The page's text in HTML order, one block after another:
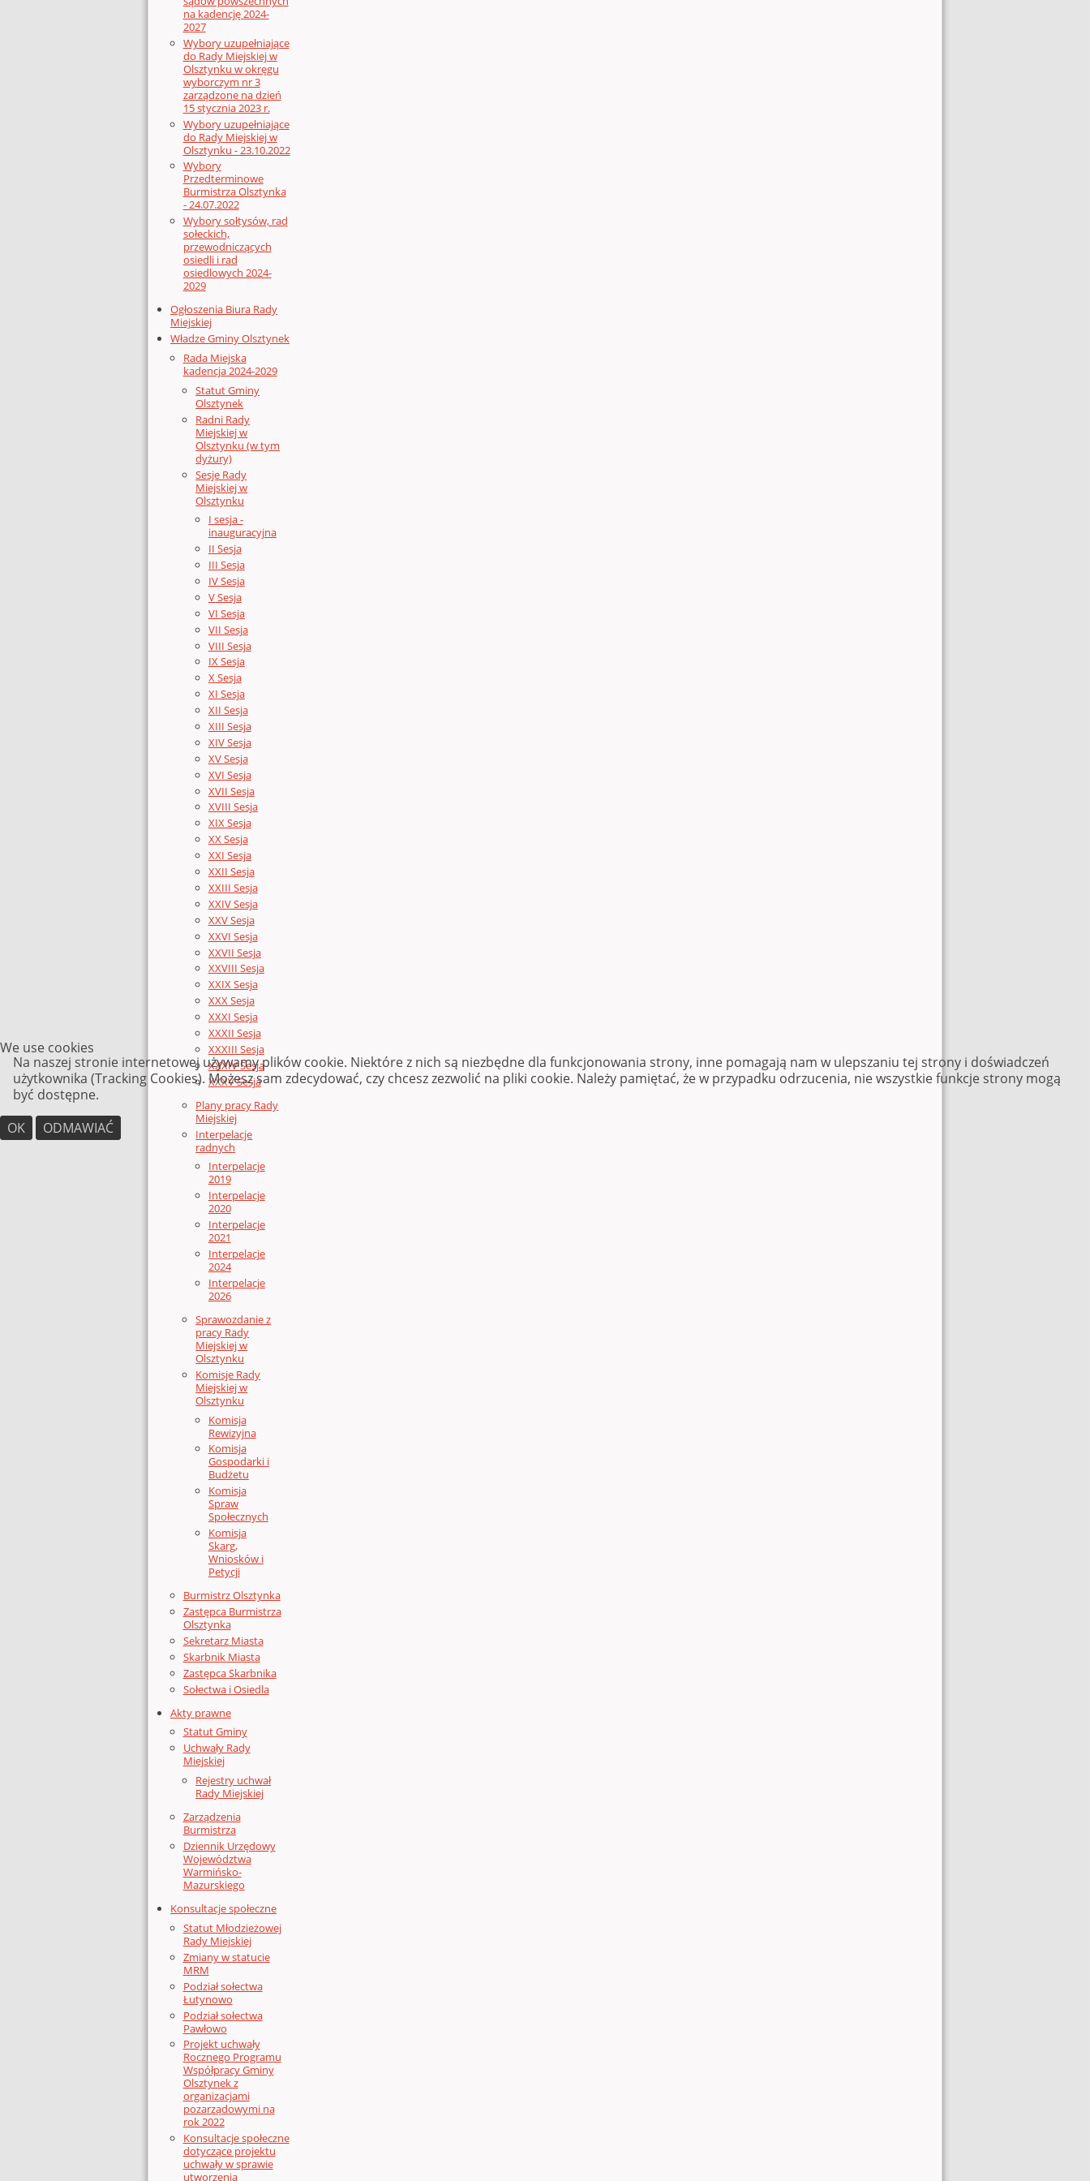
na kadencję 2024-
2027
Wybory uzupełniające
do Rady Miejskiej w
Olsztynku w okręgu
wyborczym nr 3
zarządzone na dzień
15 stycznia 2023 r.
Wybory uzupełniające
do Rady Miejskiej w
Olsztynku - 23.10.2022
Wybory
Przedterminowe
Burmistrza Olsztynka
- 24.07.2022
Wybory sołtysów, rad
sołeckich,
przewodniczących
osiedli i rad
osiedlowych 2024-
2029
Ogłoszenia Biura Rady
Miejskiej
Władze Gminy Olsztynek
Rada Miejska
kadencja 2024-2029
Statut Gminy
Olsztynek
Radni Rady
Miejskiej w
Olsztynku (w tym
dyżury)
Sesje Rady
Miejskiej w
Olsztynku
I sesja -
inauguracyjna
II Sesja
III Sesja
IV Sesja
V Sesja
VI Sesja
VII Sesja
VIII Sesja
IX Sesja
X Sesja
XI Sesja
XII Sesja
XIII Sesja
XIV Sesja
XV Sesja
XVI Sesja
XVII Sesja
XVIII Sesja
XIX Sesja
XX Sesja
XXI Sesja
XXII Sesja
XXIII Sesja
XXIV Sesja
XXV Sesja
XXVI Sesja
XXVII Sesja
XXVIII Sesja
XXIX Sesja
XXX Sesja
XXXI Sesja
XXXII Sesja
XXXIII Sesja
XXXIV Sesja
XXXV Sesja
Plany pracy Rady
Miejskiej
Interpelacje
radnych
Interpelacje
2019
Interpelacje
2020
Interpelacje
2021
Interpelacje
2024
Interpelacje
2026
Sprawozdanie z
pracy Rady
Miejskiej w
Olsztynku
Komisje Rady
Miejskiej w
Olsztynku
Komisja
Rewizyjna
Komisja
Gospodarki i
Budżetu
Komisja
Spraw
Społecznych
Komisja
Skarg,
Wniosków i
Petycji
Burmistrz Olsztynka
Zastępca Burmistrza
Olsztynka
Sekretarz Miasta
Skarbnik Miasta
Zastępca Skarbnika
Sołectwa i Osiedla
Akty prawne
Statut Gminy
Uchwały Rady
Miejskiej
Rejestry uchwał
Rady Miejskiej
Zarządzenia
Burmistrza
Dziennik Urzędowy
Województwa
Warmińsko-
Mazurskiego
Konsultacje społeczne
Statut Młodzieżowej
Rady Miejskiej
Zmiany w statucie
MRM
Podział sołectwa
Łutynowo
Podział sołectwa
Pawłowo
Projekt uchwały
Rocznego Programu
Współpracy Gminy
Olsztynek z
organizacjami
pozarządowymi na
rok 2022
Konsultacje społeczne
dotyczące projektu
uchwały w sprawie
utworzenia
We use cookies
Na naszej stronie internetowej używamy plików cookie. Niektóre z nich są niezbędne dla funkcjonowania strony, inne pomagają nam w ulepszaniu tej strony i doświadczeń
użytkownika (Tracking Cookies). Możesz sam zdecydować, czy chcesz zezwolić na pliki cookie. Należy pamiętać, że w przypadku odrzucenia, nie wszystkie funkcje strony mogą
być dostępne.
OK
ODMAWIAĆ